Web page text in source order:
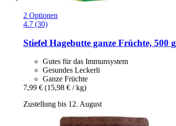
2 Optionen
4.7 (30)
Stiefel Hagebutte ganze Früchte, 500 g
Gutes für das Immunsystem
Gesundes Leckerli
Ganze Früchte
7,99 € (15,98 € / kg)
Zustellung bis 12. August